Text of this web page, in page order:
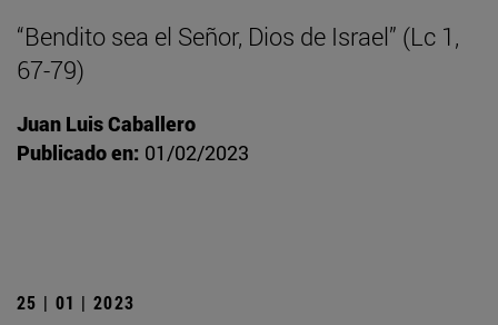
“Bendito sea el Señor, Dios de Israel” (Lc 1,
67-79)
Juan Luis Caballero
Publicado en: 01/02/2023
25 | 01 | 2023